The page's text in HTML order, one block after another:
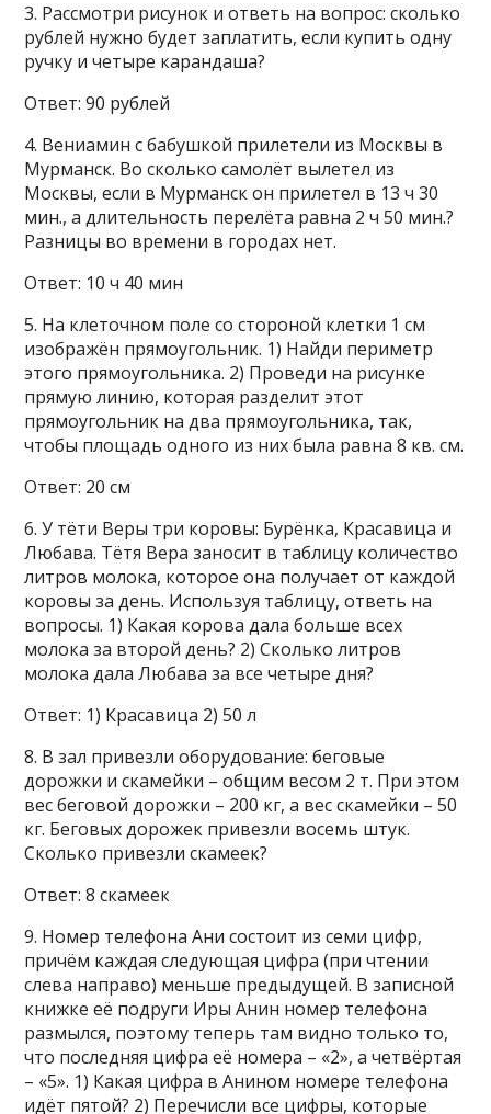
3. Рассмотри рисунок и ответь на вопрос: сколько
рублей нужно будет заплатить, если купить одну
ручку и четыре карандаша?
Ответ: 90 рублей
4. Вениамин с бабушкой прилетели из Москвы в
Мурманск. Во сколько самолёт вылетел из
Москвы, если в Мурманск он прилетел в 13 ч 30
мин., а длительность перелёта равна 2 ч 50 мин.?
Разницы во времени в городах нет.
Ответ: 10 ч 40 мин
5. На клеточном поле со стороной клетки 1 см
изображён прямоугольник. 1) Найди периметр
этого прямоугольника. 2) Проведи на рисунке
прямую линию, которая разделит этот
прямоугольник на два прямоугольника, так,
чтобы площадь одного из них была равна 8 кв. см.
Ответ: 20 см
6. У тёти Веры три коровы: Бурёнка, Красавица и
Любава. Тётя Вера заносит в таблицу количество
литров молока, которое она получает от каждой
коровы за день. Используя таблицу, ответь на
вопросы. 1) Какая корова дала больше всех
молока за второй день? 2) Сколько литров
молока дала Любава за все четыре дня?
Ответ: 1) Красавица 2) 50 л
8. В зал привезли оборудование: беговые
дорожки и скамейки – общим весом 2 т. При этом
вес беговой дорожки – 200 кг, а вес скамейки – 50
кг. Беговых дорожек привезли восемь штук.
Сколько привезли скамеек?
Ответ: 8 скамеек
9. Номер телефона Ани состоит из семи цифр,
причём каждая следующая цифра (при чтении
слева направо) меньше предыдущей. В записной
книжке её подруги Иры Анин номер телефона
размылся, поэтому теперь там видно только то,
что последняя цифра её номера – «2», а четвёртая
– «5». 1) Какая цифра в Анином номере телефона
идёт пятой? 2) Перечисли все цифры, которые